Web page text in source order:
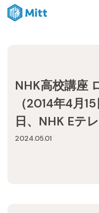
NHK高校講座
（2014年4月
日、NHK Eテ
2024.05.01